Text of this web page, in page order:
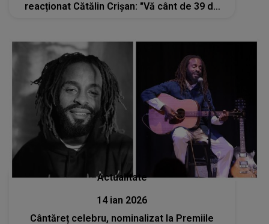
reacționat Cătălin Crișan: "Vă cânt de 39 de
Actualitate
14 ian 2026
Cântăreț celebru, nominalizat la Premiile